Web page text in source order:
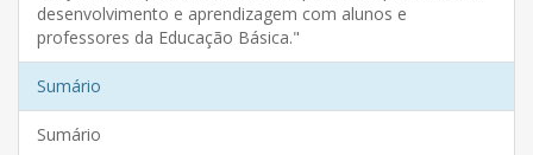
desenvolvimento e aprendizagem com alunos e
professores da Educação Básica."
Sumário
Sumário